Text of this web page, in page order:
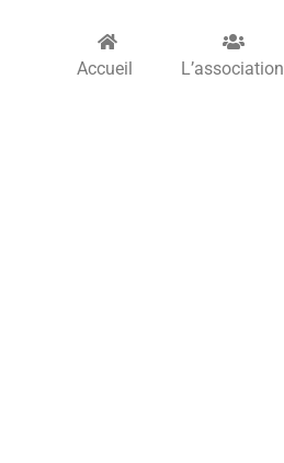
Accueil L’association